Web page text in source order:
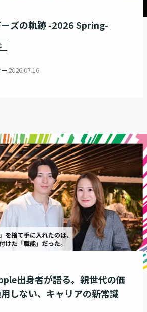
ーズの軌跡 -2026 Spring-
2026.07.16
出身者が語る。親世代の価
しない、キャリアの新常識